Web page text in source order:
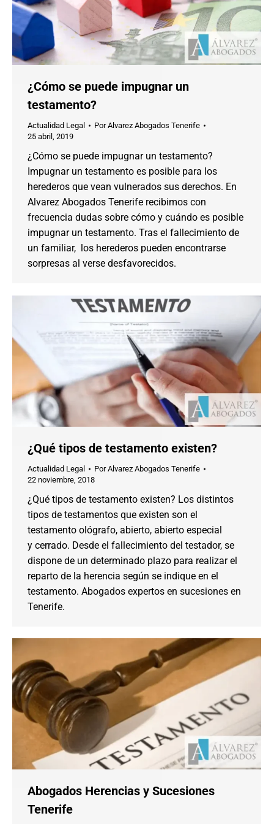
¿Cómo se puede impugnar un
testamento?
Actualidad Legal PorAlvarez Abogados Tenerife
25 abril, 2019
¿Cómo se puede impugnar un testamento?
Impugnar un testamento es posible para los
herederos que vean vulnerados sus derechos. En
Alvarez Abogados Tenerife recibimos con
frecuencia dudas sobre cómo y cuándo es posible
impugnar un testamento. Tras el fallecimiento de
un familiar, los herederos pueden encontrarse
sorpresas al verse desfavorecidos.
¿Qué tipos de testamento existen?
Actualidad Legal PorAlvarez Abogados Tenerife
22 noviembre, 2018
¿Qué tipos de testamento existen? Los distintos
tipos de testamentos que existen son el
testamento ológrafo, abierto, abierto especial
y cerrado. Desde el fallecimiento del testador, se
dispone de un determinado plazo para realizar el
reparto de la herencia según se indique en el
testamento. Abogados expertos en sucesiones en
Tenerife.
Abogados Herencias y Sucesiones
Tenerife